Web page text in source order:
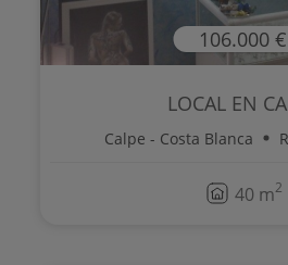
106.000 €
LOCAL EN
Calpe - Costa Blanca
40 m2